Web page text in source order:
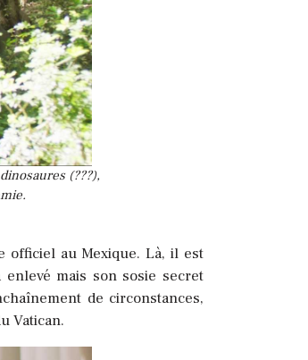
(???),
officiel au Mexique. Là, il est
mais son sosie secret
de circonstances,
Vatican.